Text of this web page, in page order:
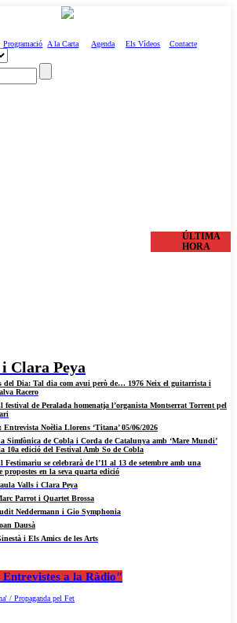
Programació A la Carta Agenda Els Vídeos Contacte
Clara Peya
ÚLTIMA
HORA
del Dia: Tal dia com avui però de… 1976 Neix el guitarrista i
Racero
festival de Peralada homenatja l’organista Montserrat Torrent pel
Entrevista Noèlia Llorens ‘Titana’ 05/06/2026
Simfònica de Cobla i Corda de Catalunya amb ‘Mare Mundi’
10a edició del Festival Amb So de Cobla
Festimariu se celebrarà de l’11 al 13 de setembre amb una
propostes en la seva quarta edició
Valls i Clara Peya
Parrot i Quartet Brossa
Neddermann i Gio Symphonia
Dausà
i Els Amics de les Arts
a la Ràdio"